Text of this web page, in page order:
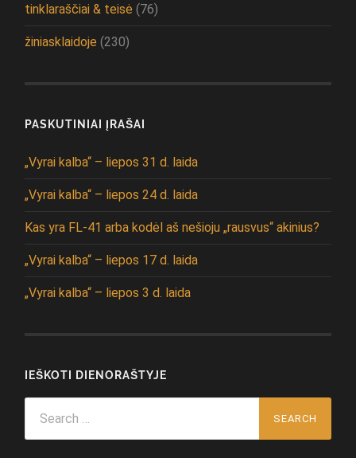
tinklaraščiai & teisė (76)
žiniasklaidoje (230)
PASKUTINIAI ĮRAŠAI
„Vyrai kalba“ – liepos 31 d. laida
„Vyrai kalba“ – liepos 24 d. laida
Kas yra FL-41 arba kodėl aš nešioju „rausvus“ akinius?
„Vyrai kalba“ – liepos 17 d. laida
„Vyrai kalba“ – liepos 3 d. laida
IEŠKOTI DIENORAŠTYJE
for: